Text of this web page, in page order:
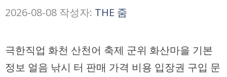
2026-08-08 작성자: THE 줌
극한직업 화천 산천어 축제 군위 화산마을 기본
정보 얼음 낚시 터 판매 가격 비용 입장권 구입 문